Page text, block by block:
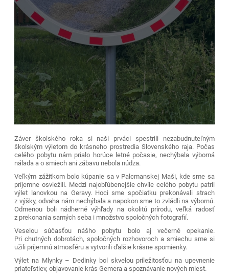
Záver školského roka si naši prváci spestrili nezabudnuteľným
školským výletom do krásneho prostredia Slovenského raja. Počas
celého pobytu nám prialo horúce letné počasie, nechýbala výborná
nálada a o smiech ani zábavu nebola núdza.
Veľkým zážitkom bolo kúpanie sa v Palcmanskej Maši, kde sme sa
príjemne osviežili. Medzi najobľúbenejšie chvíle celého pobytu patril
výlet lanovkou na Geravy. Hoci sme spočiatku prekonávali strach
z výšky, odvaha nám nechýbala a napokon sme to zvládli na výbornú.
Odmenou boli nádherné výhľady na okolitú prírodu, veľká radosť
z prekonania samých seba i množstvo spoločných fotografií.
Veselou súčasťou nášho pobytu bolo aj večerné opekanie.
Pri chutných dobrotách, spoločných rozhovoroch a smiechu sme si
užili príjemnú atmosféru a vytvorili ďalšie krásne spomienky.
Výlet na Mlynky – Dedinky bol skvelou príležitosťou na upevnenie
priateľstiev, objavovanie krás Gemera a spoznávanie nových miest.